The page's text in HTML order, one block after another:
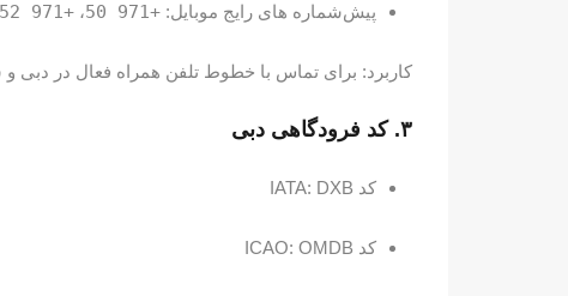
پیش‌شماره‌ های رایج موبایل: +971 50 ، +971 52
کاربرد: برای تماس با خطوط تلفن همراه فعال در دبی و
۳. کد فرودگاهی دبی
کد IATA: DXB
کد ICAO: OMDB